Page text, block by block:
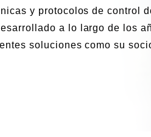
y protocolos de control
a lo largo de los
soluciones como su